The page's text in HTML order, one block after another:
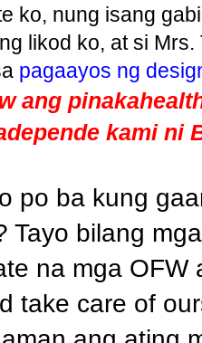
ko, nung isang
likod ko, at si
pagaayos ng
ang
kami ni
po ba kung
Tayo bilang mga
na mga OFW
take care of